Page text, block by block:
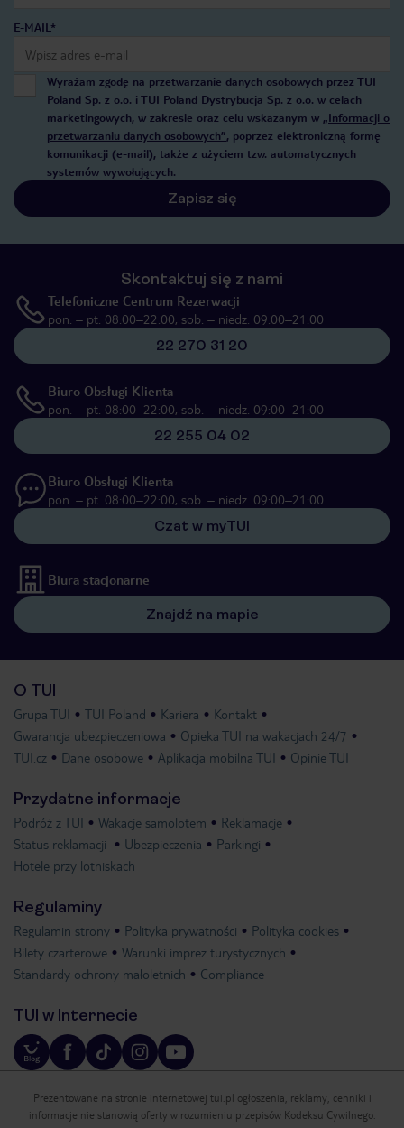
E-MAIL*
Wyrażam zgodę na przetwarzanie danych osobowych przez TUI
Poland Sp. z o.o. i TUI Poland Dystrybucja Sp. z o.o. w celach
marketingowych, w zakresie oraz celu wskazanym w „Informacji o
przetwarzaniu danych osobowych”, poprzez elektroniczną formę
komunikacji (e-mail), także z użyciem tzw. automatycznych
systemów wywołujących.
Zapisz się
Skontaktuj się z nami
Telefoniczne Centrum Rezerwacji
pon. – pt. 08:00–22:00, sob. – niedz. 09:00–21:00
22 270 31 20
Biuro Obsługi Klienta
pon. – pt. 08:00–22:00, sob. – niedz. 09:00–21:00
22 255 04 02
Biuro Obsługi Klienta
pon. – pt. 08:00–22:00, sob. – niedz. 09:00–21:00
Czat w myTUI
Biura stacjonarne
Znajdź na mapie
O TUI
Grupa TUI TUI Poland Kariera
Kontakt
Gwarancja ubezpieczeniowa
Opieka TUI na wakacjach 24/7
TUI.cz
Dane osobowe Aplikacja mobilna TUI Opinie TUI
Przydatne informacje
Podróż z TUI Wakacje samolotem
Reklamacje
Status reklamacji
Ubezpieczenia
Parkingi
Hotele przy lotniskach
Regulaminy
Regulamin strony Polityka prywatności
Polityka cookies
Bilety czarterowe
Warunki imprez turystycznych
Standardy ochrony małoletnich
Compliance
TUI w Internecie
Prezentowane na stronie internetowej tui.pl ogłoszenia, reklamy, cenniki i
informacje nie stanowią oferty w rozumieniu przepisów Kodeksu Cywilnego.